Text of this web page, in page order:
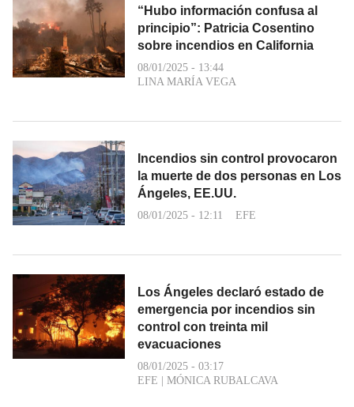
“Hubo información confusa al
principio”: Patricia Cosentino
sobre incendios en California
08/01/2025 - 13:44
LINA MARÍA VEGA
Incendios sin control provocaron
la muerte de dos personas en Los
Ángeles, EE.UU.
08/01/2025 - 12:11 EFE
Los Ángeles declaró estado de
emergencia por incendios sin
control con treinta mil
evacuaciones
08/01/2025 - 03:17
EFE
MÓNICA RUBALCAVA